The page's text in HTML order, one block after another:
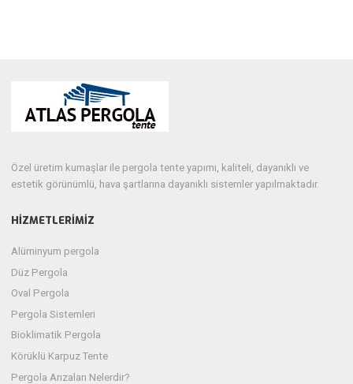
Özel üretim kumaşlar ile pergola tente yapımı, kaliteli, dayanıklı ve
estetik görünümlü, hava şartlarına dayanıklı sistemler yapılmaktadır.
HIZMETLERIMIZ
Alüminyum pergola
Düz Pergola
Oval Pergola
Pergola Sistemleri
Bioklimatik Pergola
Körüklü Karpuz Tente
Pergola Arızaları Nelerdir?